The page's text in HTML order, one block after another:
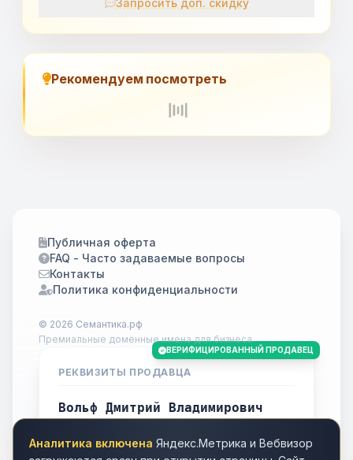
Аналитика включена Яндекс.Метрика и Вебвизор
Запросить доп. скидку
Рекомендуем посмотреть
Публичная оферта
FAQ - Часто задаваемые вопросы
Контакты
Политика конфиденциальности
© 2026 Семантика.рф
Премиальные доменные имена для бизнеса.
ВЕРИФИЦИРОВАННЫЙ ПРОДАВЕЦ
РЕКВИЗИТЫ ПРОДАВЦА
Вольф Дмитрий Владимирович
Город
Томск